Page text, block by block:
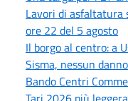
Lavori di asfaltatura
ore 22 del 5 agosto
Il borgo al centro: a
Sisma, nessun
Bando Centri